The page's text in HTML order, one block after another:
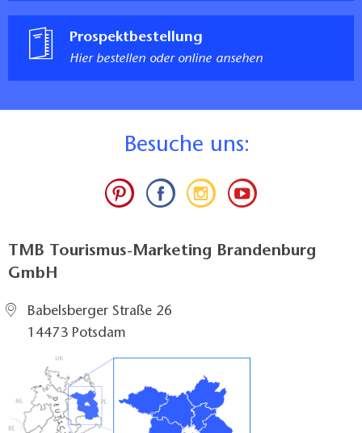
Prospektbestellung
Hier bestellen oder online ansehen
Besuche uns:
TMB Tourismus-Marketing Brandenburg
GmbH
Babelsberger Straße 26
14473 Potsdam